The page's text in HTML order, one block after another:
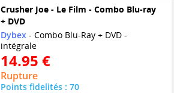
Crusher Joe - Le Film - Combo Blu-ray
+ DVD
Dybex- Combo Blu-Ray + DVD -
intégrale
14.95 €
Rupture
Points fidelités : 70